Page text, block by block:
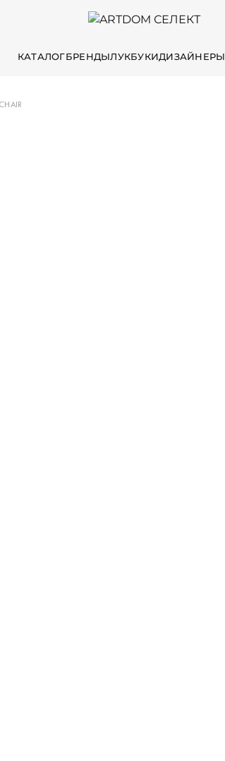
КАТАЛОГБРЕНДЫЛУКБУКИДИЗАЙНЕРЫ